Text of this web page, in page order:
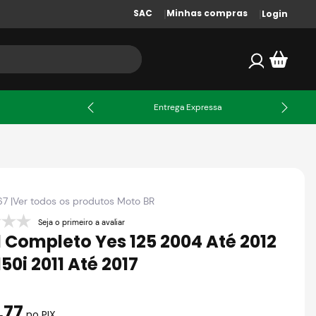
SAC Minhas compras Login
Entrega Expressa
|Ver todos os produtos Moto BR
Seja o primeiro a avaliar
Yes 125 2004 Até 2012
2011 Até 2017